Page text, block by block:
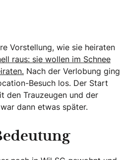
Vorstellung, wie sie heiraten
raus: sie wollen im Schnee
Nach der Verlobung ging
Besuch los. Der Start
den Trauzeugen und der
dann etwas später.